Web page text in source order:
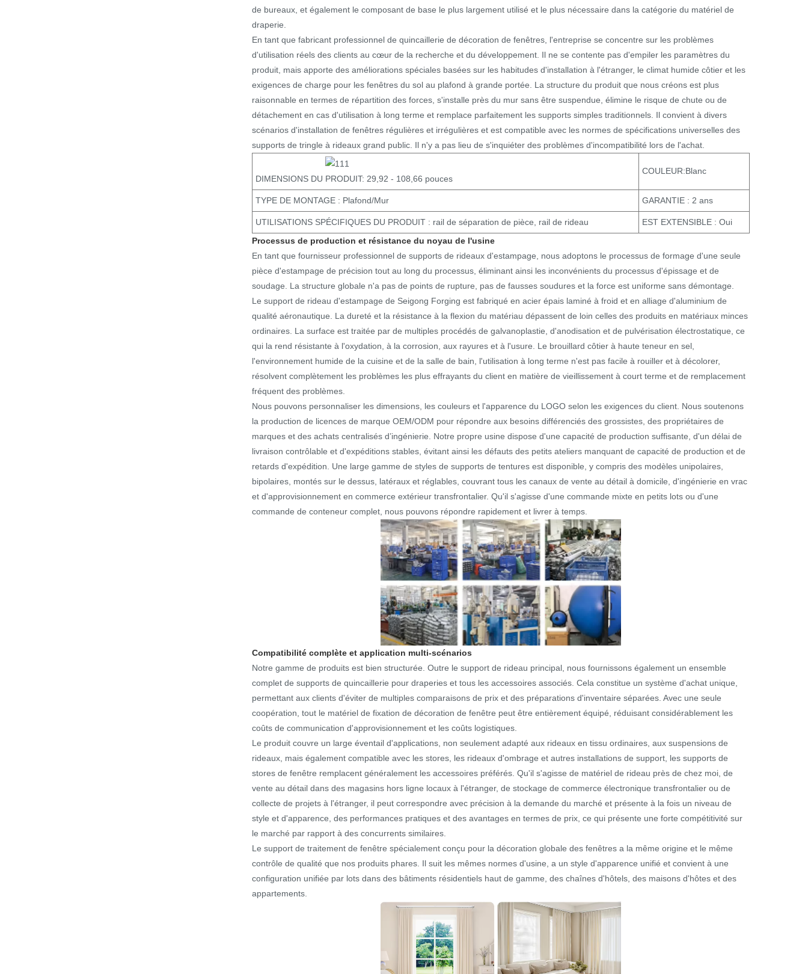
de bureaux, et également le composant de base le plus largement utilisé et le plus nécessaire dans la catégorie du matériel de
draperie.
En tant que fabricant professionnel de quincaillerie de décoration de fenêtres, l'entreprise se concentre sur les problèmes
d'utilisation réels des clients au cœur de la recherche et du développement. Il ne se contente pas d'empiler les paramètres du
produit, mais apporte des améliorations spéciales basées sur les habitudes d'installation à l'étranger, le climat humide côtier et les
exigences de charge pour les fenêtres du sol au plafond à grande portée. La structure du produit que nous créons est plus
raisonnable en termes de répartition des forces, s'installe près du mur sans être suspendue, élimine le risque de chute ou de
détachement en cas d'utilisation à long terme et remplace parfaitement les supports simples traditionnels. Il convient à divers
scénarios d'installation de fenêtres régulières et irrégulières et est compatible avec les normes de spécifications universelles des
supports de tringle à rideaux grand public. Il n'y a pas lieu de s'inquiéter des problèmes d'incompatibilité lors de l'achat.
DIMENSIONS DU PRODUIT: 29,92 - 108,66 pouces
COULEUR:Blanc
TYPE DE MONTAGE : Plafond/Mur GARANTIE : 2 ans
UTILISATIONS SPÉCIFIQUES DU PRODUIT : rail de séparation de pièce, rail de rideau
EST EXTENSIBLE : Oui
Processus de production et résistance du noyau de l'usine
En tant que fournisseur professionnel de supports de rideaux d'estampage, nous adoptons le processus de formage d'une seule
pièce d'estampage de précision tout au long du processus, éliminant ainsi les inconvénients du processus d'épissage et de
soudage. La structure globale n'a pas de points de rupture, pas de fausses soudures et la force est uniforme sans démontage.
Le support de rideau d'estampage de Seigong Forging est fabriqué en acier épais laminé à froid et en alliage d'aluminium de
qualité aéronautique. La dureté et la résistance à la flexion du matériau dépassent de loin celles des produits en matériaux minces
ordinaires. La surface est traitée par de multiples procédés de galvanoplastie, d'anodisation et de pulvérisation électrostatique, ce
qui la rend résistante à l'oxydation, à la corrosion, aux rayures et à l'usure. Le brouillard côtier à haute teneur en sel,
l'environnement humide de la cuisine et de la salle de bain, l'utilisation à long terme n'est pas facile à rouiller et à décolorer,
résolvent complètement les problèmes les plus effrayants du client en matière de vieillissement à court terme et de remplacement
fréquent des problèmes.
Nous pouvons personnaliser les dimensions, les couleurs et l'apparence du LOGO selon les exigences du client. Nous soutenons
la production de licences de marque OEM/ODM pour répondre aux besoins différenciés des grossistes, des propriétaires de
marques et des achats centralisés d’ingénierie. Notre propre usine dispose d'une capacité de production suffisante, d'un délai de
livraison contrôlable et d'expéditions stables, évitant ainsi les défauts des petits ateliers manquant de capacité de production et de
retards d'expédition. Une large gamme de styles de supports de tentures est disponible, y compris des modèles unipolaires,
bipolaires, montés sur le dessus, latéraux et réglables, couvrant tous les canaux de vente au détail à domicile, d'ingénierie en vrac
et d'approvisionnement en commerce extérieur transfrontalier. Qu'il s'agisse d'une commande mixte en petits lots ou d'une
commande de conteneur complet, nous pouvons répondre rapidement et livrer à temps.
Compatibilité complète et application multi-scénarios
Notre gamme de produits est bien structurée. Outre le support de rideau principal, nous fournissons également un ensemble
complet de supports de quincaillerie pour draperies et tous les accessoires associés. Cela constitue un système d'achat unique,
permettant aux clients d'éviter de multiples comparaisons de prix et des préparations d'inventaire séparées. Avec une seule
coopération, tout le matériel de fixation de décoration de fenêtre peut être entièrement équipé, réduisant considérablement les
coûts de communication d'approvisionnement et les coûts logistiques.
Le produit couvre un large éventail d'applications, non seulement adapté aux rideaux en tissu ordinaires, aux suspensions de
rideaux, mais également compatible avec les stores, les rideaux d'ombrage et autres installations de support, les supports de
stores de fenêtre remplacent généralement les accessoires préférés. Qu'il s'agisse de matériel de rideau près de chez moi, de
vente au détail dans des magasins hors ligne locaux à l'étranger, de stockage de commerce électronique transfrontalier ou de
collecte de projets à l'étranger, il peut correspondre avec précision à la demande du marché et présente à la fois un niveau de
style et d'apparence, des performances pratiques et des avantages en termes de prix, ce qui présente une forte compétitivité sur
le marché par rapport à des concurrents similaires.
Le support de traitement de fenêtre spécialement conçu pour la décoration globale des fenêtres a la même origine et le même
contrôle de qualité que nos produits phares. Il suit les mêmes normes d'usine, a un style d'apparence unifié et convient à une
configuration unifiée par lots dans des bâtiments résidentiels haut de gamme, des chaînes d'hôtels, des maisons d'hôtes et des
appartements.